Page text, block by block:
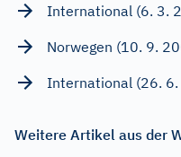
International (6. 3.
Norwegen (10. 9.
International (26.
Weitere Artikel aus der